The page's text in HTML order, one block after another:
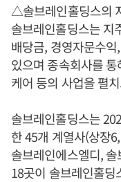
△솔브레인홀딩스의
솔브레인홀딩스는 지
배당금, 경영자문수
있으며 종속회사를
케어 등의 사업을 펼
솔브레인홀딩스는
한 45개 계열사(상장
솔브레인에스엘디,
18곳이 솔브레인홀딩